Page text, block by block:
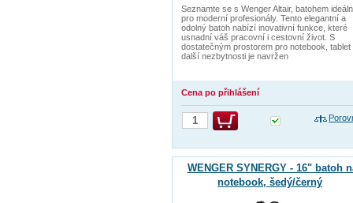
Seznamte se s Wenger Altair, batohem
pro moderní profesionály. Tento elegantní a
odolný batoh nabízí inovativní funkce, které
usnadní váš pracovní i cestovní život. S
dostatečným prostorem pro notebook, tablet
další nezbytnosti je navržen
Cena po přihlášení
WENGER SYNERGY - 16" batoh
notebook, šedý/černý